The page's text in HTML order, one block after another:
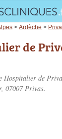
> Ardèche >
de
Hospitalier de
, 07007 Privas.